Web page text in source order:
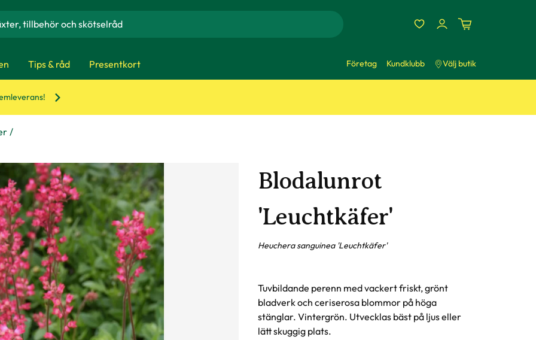
Tips & råd Presentkort Företag Kundklubb Välj butik
Blodalunrot
'Leuchtkäfer'
Heuchera sanguinea 'Leuchtkäfer'
Tuvbildande perenn med vackert friskt, grönt
bladverk och ceriserosa blommor på höga
stänglar. Vintergrön. Utvecklas bäst på ljus eller
lätt skuggig plats.